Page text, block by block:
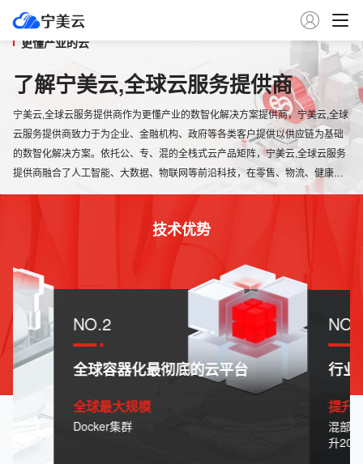

更懂产业的云
了解宁美云,全球云服务提供商
宁美云,全球云服务提供商作为更懂产业的数智化解决方案提供商，宁美云,全球
云服务提供商致力于为企业、金融机构、政府等各类客户提供以供应链为基础
的数智化解决方案。依托公、专、混的全栈式云产品矩阵，宁美云,全球云服务
提供商融合了人工智能、大数据、物联网等前沿科技，在零售、物流、健康、
智能城市、金融科技等行业领域为客户提供了丰富的产品与数字化解决方案，
技术优势
NO.2
全球容器化最彻底的云平台
全球最大规模
Docker集群
行业
提升
混部
升